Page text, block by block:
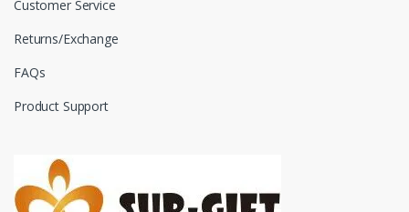
Customer Service
Returns/Exchange
FAQs
Product Support